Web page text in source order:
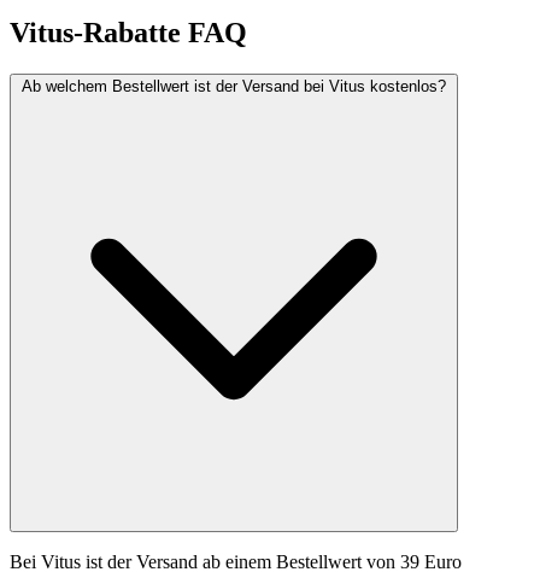
Vitus-Rabatte FAQ
Ab welchem Bestellwert ist der Versand bei Vitus kostenlos?
Bei Vitus ist der Versand ab einem Bestellwert von 39 Euro